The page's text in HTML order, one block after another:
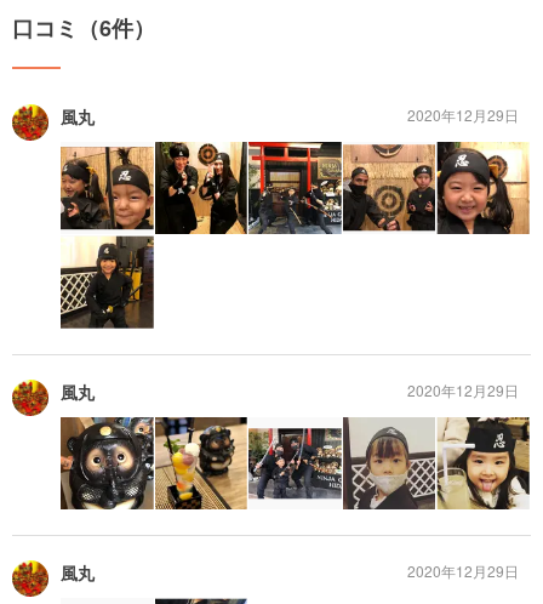
口コミ（6件）
風丸 2020年12月29日
風丸 2020年12月29日
風丸 2020年12月29日